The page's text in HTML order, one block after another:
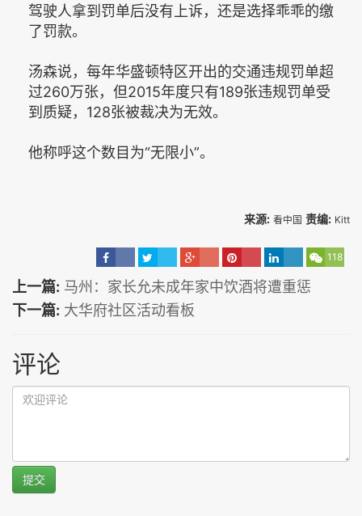
驾驶人拿到罚单后没有上诉，还是选择乖乖的缴
了罚款。
汤森说，每年华盛顿特区开出的交通违规罚单超
过260万张，但2015年度只有189张违规罚单受
到质疑，128张被裁决为无效。
他称呼这个数目为“无限小”。
来源: 看中国 责编: Kitt
118
上一篇: 马州：家长允未成年家中饮酒将遭重惩
下一篇: 大华府社区活动看板
评论
提交